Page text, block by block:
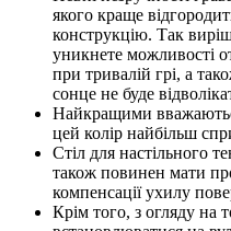
якого краще
конструкцію. Так
уникнете можливості
при тривалій грі, а
сонце не буде
Найкращими
цей колір найбільш
Стіл для настільного
також повинен мати
компенсації ухилу
Крім того, з огляду на